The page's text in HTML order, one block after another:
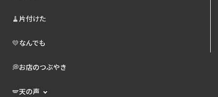
🧹片付けた
💛なんでも
💭お店のつぶやき
🪽天の声